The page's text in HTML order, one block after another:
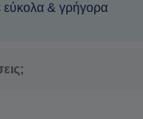
εύκολα & γρήγορα